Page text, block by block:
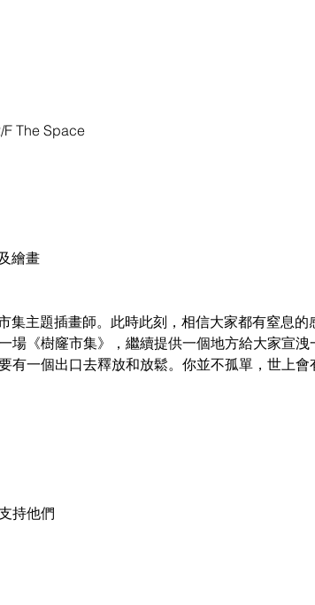
F The Space
繪畫
集主題插畫師。此時此刻，相信大家都有窒息的
場《樹窿市集》，繼續提供一個地方給大家宣
有一個出口去釋放和放鬆。你並不孤單，世上
持他們